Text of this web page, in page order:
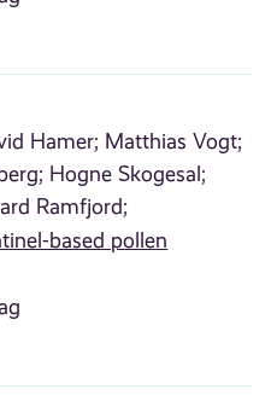
Hamer; Matthias Vogt;
Hogne Skogesal;
Ramfjord;
based pollen